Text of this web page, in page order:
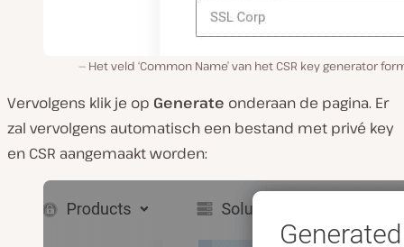
Het veld ‘Common Name’ van het CSR key generator
Vervolgens klik je op Generate onderaan de pagina. Er
zal vervolgens automatisch een bestand met privé key
en CSR aangemaakt worden: